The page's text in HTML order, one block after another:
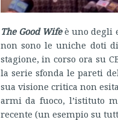
The Good Wifeè uno degli
non sono le uniche doti
stagione, in corso ora su
la serie sfonda le pareti
sua visione critica non
armi da fuoco, l’istituto
recente (un esempio su